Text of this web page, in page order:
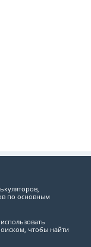
по основным
чтобы найти